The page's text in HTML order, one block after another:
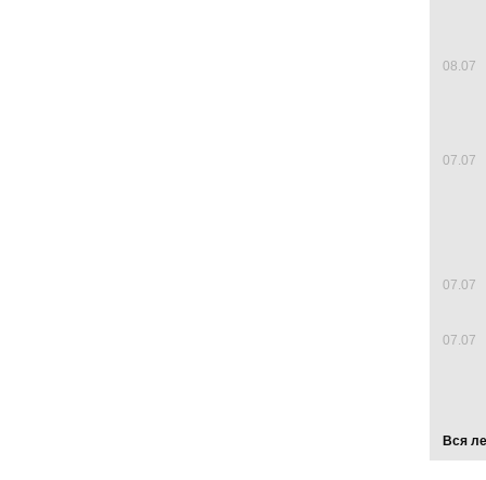
08.07
07.07
07.07
07.07
Вся